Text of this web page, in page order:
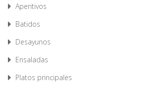
Aperitivos
Batidos
Desayunos
Ensaladas
Platos principales